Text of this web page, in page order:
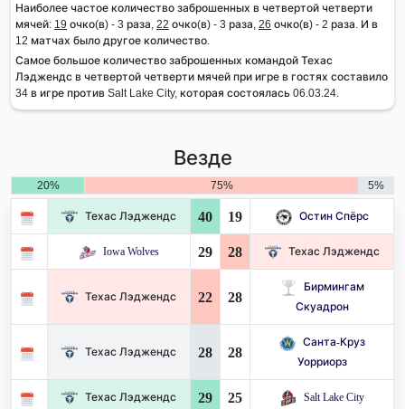
Наиболее частое количество заброшенных в четвертой четверти
мячей: 19 очко(в) - 3 раза, 22 очко(в) - 3 раза, 26 очко(в) - 2 раза. И в
12 матчах было другое количество.
Самое большое количество заброшенных командой Техас
Лэджендс в четвертой четверти мячей при игре в гостях составило
34 в игре против Salt Lake City, которая состоялась 06.03.24.
Везде
20% 75% 5%
Техас Лэджендс 40 19 Остин Спёрс
Iowa Wolves 29 28 Техас Лэджендс
Техас Лэджендс 22 28
Бирмингам
Скуадрон
Техас Лэджендс 28 28
Санта-Круз
Уорриорз
Техас Лэджендс 29 25 Salt Lake City